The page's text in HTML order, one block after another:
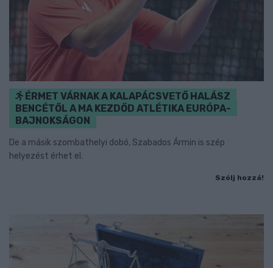
ÉRMET VÁRNAK A KALAPÁCSVETŐ HALÁSZ
BENCÉTŐL A MA KEZDŐD ATLÉTIKA EURÓPA-
BAJNOKSÁGON
De a másik szombathelyi dobó, Szabados Ármin is szép
helyezést érhet el.
Szólj hozzá!